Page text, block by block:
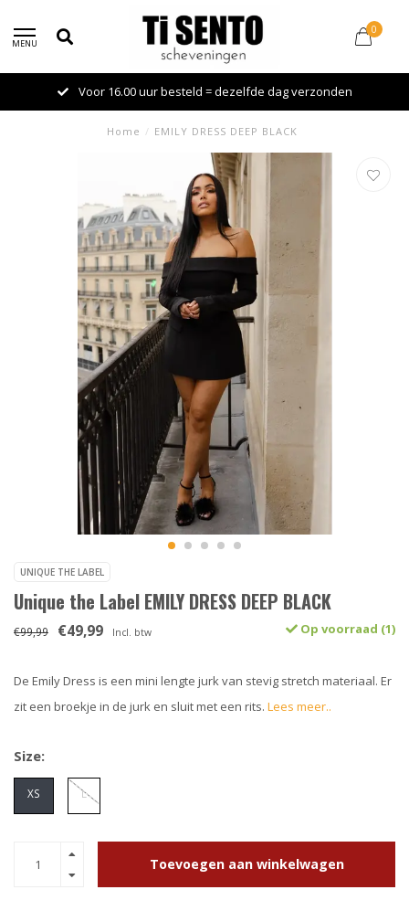
MENU
0
Voor 16.00 uur besteld = dezelfde dag verzonden
Home / EMILY DRESS DEEP BLACK
UNIQUE THE LABEL
Unique the Label EMILY DRESS DEEP BLACK
€99,99 €49,99 Incl. btw Op voorraad (1)
De Emily Dress is een mini lengte jurk van stevig stretch materiaal. Er
zit een broekje in de jurk en sluit met een rits. Lees meer..
Size:
XS L
Toevoegen aan winkelwagen